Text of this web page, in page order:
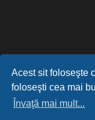
Acest sit foloseşte
foloseşti cea mai
Învaţă mai mult...
© 2021-2025